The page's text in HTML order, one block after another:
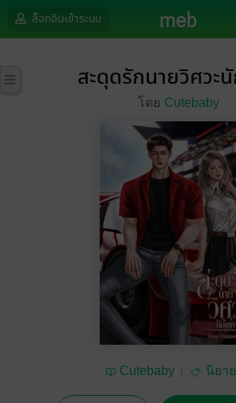
ล็อกอินเข้าระบบ
สะดุดรักนายวิศวะ
โดย Cutebaby
Cutebaby นิยา